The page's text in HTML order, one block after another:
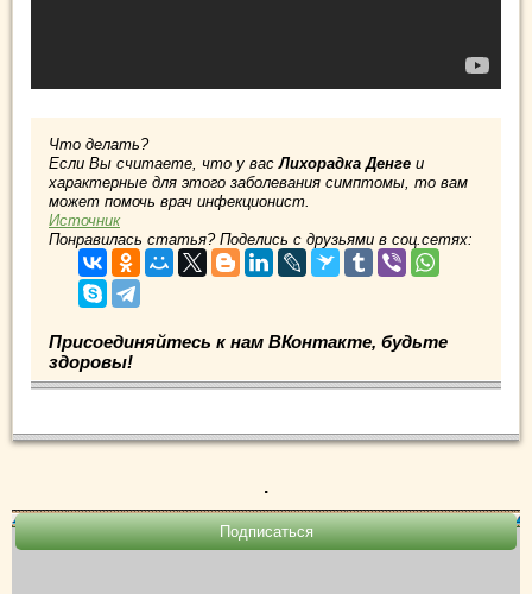
Что делать?
Если Вы считаете, что у васЛихорадка Денге и
характерные для этого заболевания симптомы, то вам
может помочь врач инфекционист.
Источник
Понравилась статья? Поделись с друзьями в соц.сетях:
Присоединяйтесь к нам ВКонтакте, будьте
здоровы!
.